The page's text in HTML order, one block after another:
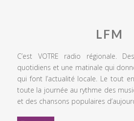
LFM
C’est VOTRE radio régionale.
quotidiens et une matinale qui
qui font l’actualité locale. Le tout
toute la journée au rythme des
et des chansons populaires